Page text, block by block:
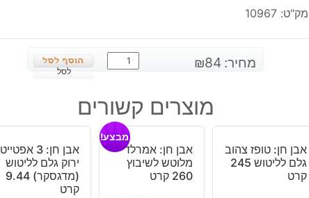
מק"ט: 10967
מחיר: ₪84
כמות
של
איכותי
טבעי
מלוטש
לשיבוץ
עיצוב
לסל
מוצרים קשורים
אבן חן: טופז צהוב
גלם לליטוש 245
קרט
אבן חן: אמרלד
מלוטש לשיבוץ
260 קרט
מבצע!
אבן חן: 3 אפטייט
ירוק גלם לליטוש
(מדגסקר) 9.44
קרט